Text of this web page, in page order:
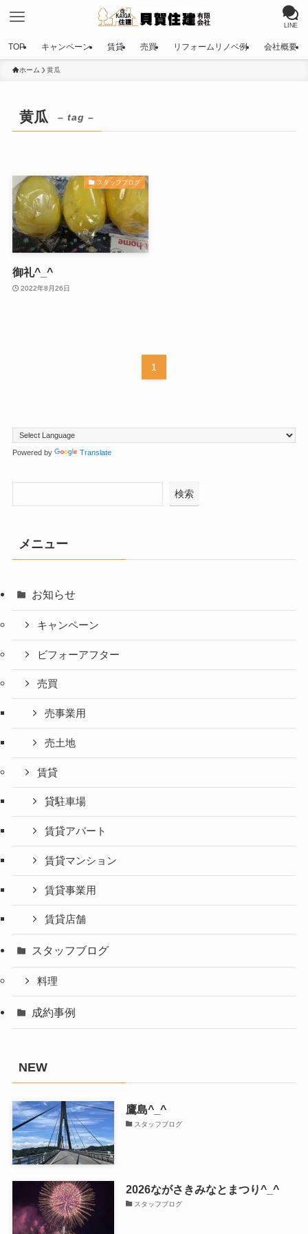
LINE
TOP キャンペーン 賃貸 売買 リフォームリノベ例 会社概要
ホーム 黄瓜
黄瓜 – tag –
スタッフブログ
御礼^_^
2022年8月26日
1
Powered by Translate
検索
メニュー
お知らせ
キャンペーン
ビフォーアフター
売買
売事業用
売土地
賃貸
貸駐車場
賃貸アパート
賃貸マンション
賃貸事業用
賃貸店舗
スタッフブログ
料理
成約事例
NEW
鷹島^_^
スタッフブログ
2026ながさきみなとまつり^_^
スタッフブログ